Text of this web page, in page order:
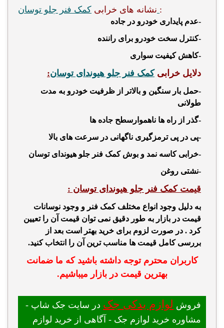
نشانه های خرابی :
-عدم پایداری خودرو در جاده
-کنترل سخت خودرو برای راننده
-کاهش کیفیت سواری
دلایل خرابیکمک فنر جلو هیوندای توسان:
-حمل بار سنگین و بالاتر از ظرفیت خودرو به مدت
طولانی
-گذر از راه ها ناهموارسطح جاده ها
-پی در پی ترمزگیری ناگهانی در سرعت های بالا
-خرابی کاسه نمد و بوش کمک فنر جلو هیوندای توسان
-نشتی روغن
قیمت کمک فنر جلو هیوندای توسان :
به دلیل وجود انواع مختلف کمک فنر و وجود نوسانات
قیمت در بازار به طور دقیق نمی توان قیمت آن را تعیین
کرد . در صورت لزوم برای خرید بهتر است بعد از
بررسی کامل قیمت ها مناسب ترین آن را انتخاب کنید.
کاربران محترم توجه داشته باشید که ما ضمانت
بهترین قیمت در بازار میباشیم.
فروش لوازم یدکی جک در سایت جک شاپ -
مشاوره خرید لوازم جک - آگاهی از خرید لوازم